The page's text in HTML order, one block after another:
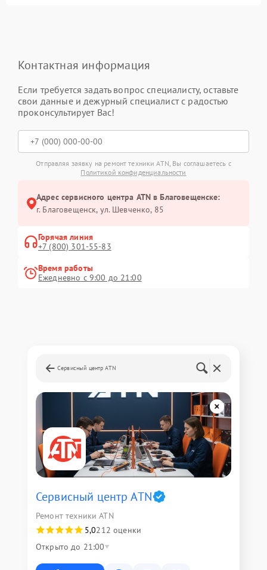
Контактная информация
Если требуется задать вопрос специалисту, оставьте
свои данные и дежурный специалист с радостью
проконсультирует Вас!
Отправляя заявку на ремонт техники ATN, Вы соглашаетесь с
Политикой конфиденциальности
Адрес сервисного центра ATN в Благовещенске:
г. Благовещенск, ул. Шевченко, 85
Горячая линия
+7 (800) 301-55-83
Время работы
Ежедневно с 9:00 до 21:00
Сервисный центр ATN
Сервисный центр ATN
Ремонт техники ATN
5,0212 оценки
Открыто до 21:00